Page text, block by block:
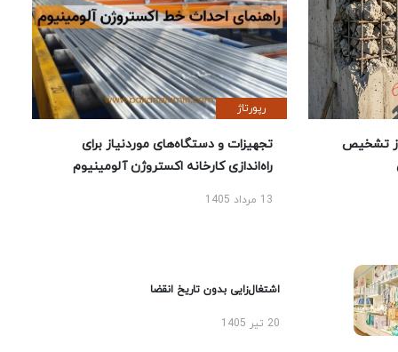
تشخیص
رپورتاژ
تجهیزات و دستگاه‌های موردنیاز برای
راه‌اندازی کارخانه اکستروژن آلومینیوم
13 مرداد 1405
اشتغال‌زایی بدون تاریخ انقضا
20 تیر 1405